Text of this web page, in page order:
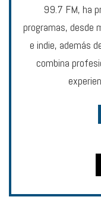
99.7 FM, ha
programas, desde
e indie, además
combina